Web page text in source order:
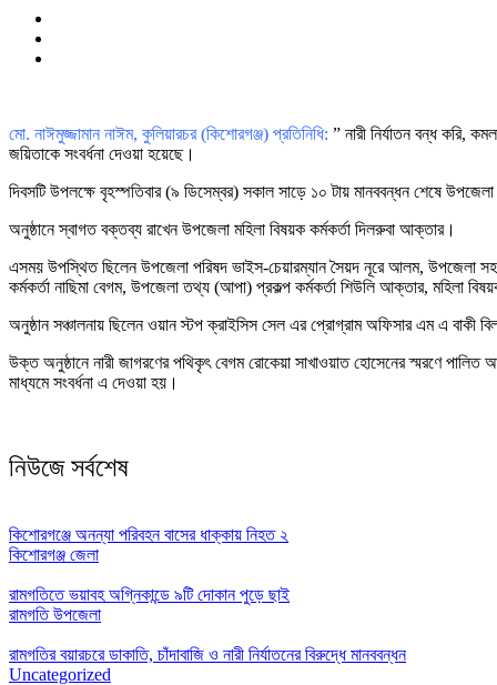
মো. নাঈমুজ্জামান নাঈম, কুলিয়ারচর (কিশোরগঞ্জ) প্রতিনিধি: ” নারী নির্যাতন বন্ধ করি,
জয়িতাকে সংবর্ধনা দেওয়া হয়েছে।
দিবসটি উপলক্ষে বৃহস্পতিবার (৯ ডিসেম্বর) সকাল সাড়ে ১০ টায় মানববন্ধন শেষে
অনুষ্ঠানে স্বাগত বক্তব্য রাখেন উপজেলা মহিলা বিষয়ক কর্মকর্তা দিলরুবা আক্তার।
এসময় উপস্থিত ছিলেন উপজেলা পরিষদ ভাইস-চেয়ারম্যান সৈয়দ নূরে আলম, উপজেলা
কর্মকর্তা নাছিমা বেগম, উপজেলা তথ্য (আপা) প্রকল্প কর্মকর্তা শিউলি আক্তার, মহিলা
অনুষ্ঠান সঞ্চালনায় ছিলেন ওয়ান স্টপ ক্রাইসিস সেল এর প্রোগ্রাম অফিসার এম এ বাকী
উক্ত অনুষ্ঠানে নারী জাগরণের পথিকৃৎ বেগম রোকেয়া সাখাওয়াত হোসেনের স্মরণে পালিত
মাধ্যমে সংবর্ধনা এ দেওয়া হয়।
নিউজে সর্বশেষ
কিশোরগঞ্জে অনন্যা পরিবহন বাসের ধাক্কায় নিহত ২
কিশোরগঞ্জ জেলা
রামগতিতে ভয়াবহ অগ্নিকান্ডে ৯টি দোকান পুড়ে ছাই
রামগতি উপজেলা
রামগতির বয়ারচরে ডাকাতি, চাঁদাবাজি ও নারী নির্যাতনের বিরুদ্ধে মানববন্ধন
Uncategorized